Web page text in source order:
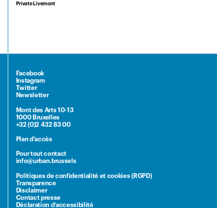
Private Livemont
Facebook
Instagram
Twitter
Newsletter
Mont des Arts 10-13
1000 Bruxelles
+32 (0)2 432 83 00
Plan d'accès
Pour tout contact
info@urban.brussels
Politiques de confidentialité et cookies (RGPD)
Transparence
Disclaimer
Contact presse
Déclaration d’accessibilité